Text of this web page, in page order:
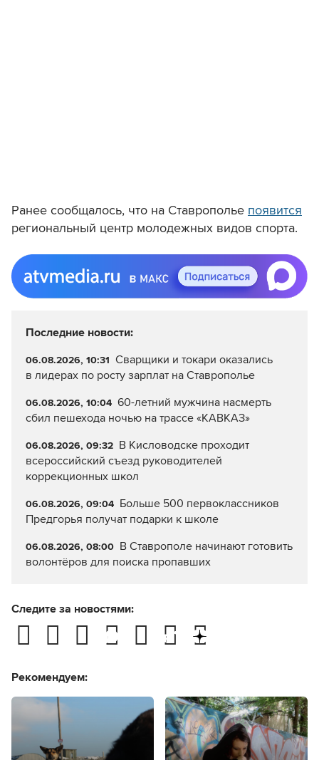
Ранее сообщалось, что на Ставрополье появится
региональный центр молодежных видов спорта.
Последние новости:
06.08.2026, 10:31 Сварщики и токари оказались
в лидерах по росту зарплат на Ставрополье
06.08.2026, 10:04 60-летний мужчина насмерть
сбил пешехода ночью на трассе «КАВКАЗ»
06.08.2026, 09:32 В Кисловодске проходит
всероссийский съезд руководителей
коррекционных школ
06.08.2026, 09:04 Больше 500 первоклассников
Предгорья получат подарки к школе
06.08.2026, 08:00 В Ставрополе начинают готовить
волонтёров для поиска пропавших
Следите за новостями:
Рекомендуем: